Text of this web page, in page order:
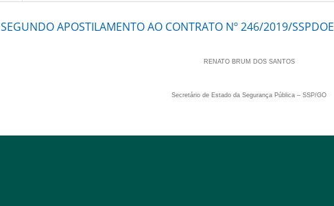
SEGUNDO APOSTILAMENTO AO CONTRATO Nº 246/2019/SSPDOE
RENATO BRUM DOS SANTOS
Secretário de Estado da Segurança Pública – SSP/GO